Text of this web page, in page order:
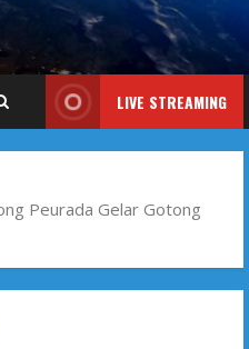
LIVE STREAMING
Peurada Gelar Gotong